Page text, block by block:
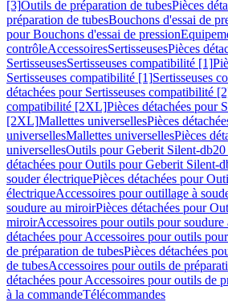
[3]Outils de préparation de tubesPièces
préparation de tubesBouchons d'essai de
pour Bouchons d'essai de pression
contrôleAccessoiresSertisseusesPièces
SertisseusesSertisseuses compatibilité [1]
Sertisseuses compatibilité [1]Sertisseuses
détachées pour Sertisseuses compatibilité
compatibilité [2XL]Pièces détachées pour
[2XL]Mallettes universellesPièces
universellesMallettes universellesPièces
universellesOutils pour Geberit Silent-
détachées pour Outils pour Geberit Silent-
souder électriquePièces détachées pour
électriqueAccessoires pour outillage à
soudure au miroirPièces détachées pour
miroirAccessoires pour outils pour
détachées pour Accessoires pour outils
de préparation de tubesPièces détachées
de tubesAccessoires pour outils de
détachées pour Accessoires pour outils de
à la commandeTélécommandes